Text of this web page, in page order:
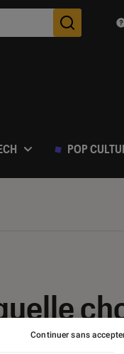
Des
POP
Continuer sans